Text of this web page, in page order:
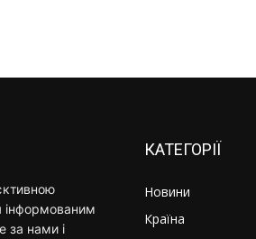
за нами і
КАТЕГОРІЇ
Новини
Країна